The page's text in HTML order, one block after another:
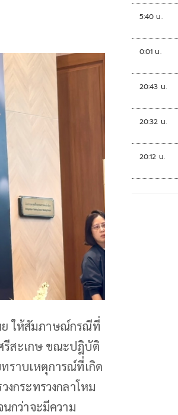
ย ให้สัมภาษณ์กรณีที่
รีสะเกษ ขณะปฎิบัติ
ราบเหตุการณ์ที่เกิด
กระทรวงกลาโหม
กว่าจะมีความ
5:40 น.
0:01 น.
20:43 น.
20:32 น.
20:12 น.